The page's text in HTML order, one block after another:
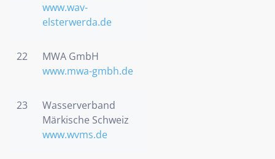
www.wav-
elsterwerda.de
22
MWA GmbH
www.mwa-gmbh.de
23
Wasserverband
Märkische Schweiz
www.wvms.de